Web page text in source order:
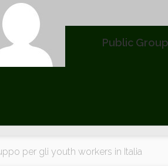
Public Group
per gli youth workers in Italia